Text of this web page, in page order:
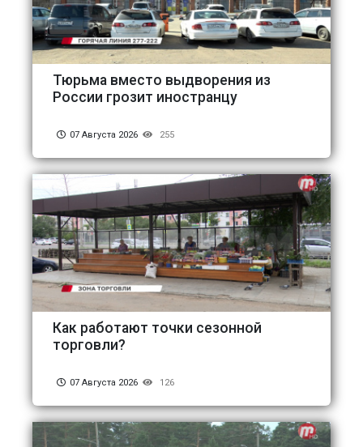
Тюрьма вместо выдворения из
России грозит иностранцу
07 Августа 2026 255
Как работают точки сезонной
торговли?
07 Августа 2026 126